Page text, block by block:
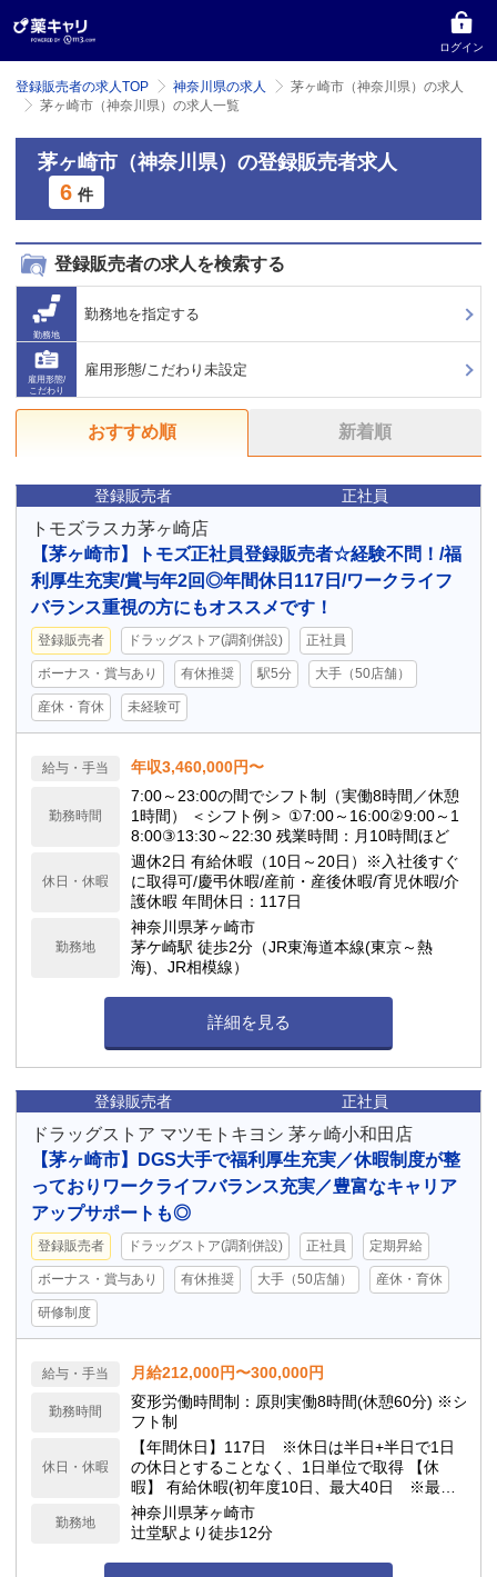
ログイン
登録販売者の求人TOP 神奈川県の求人
茅ヶ崎市（神奈川県）の求人
茅ヶ崎市（神奈川県）の求人一覧
茅ヶ崎市（神奈川県）の登録販売者求人
6 件
登録販売者の求人を検索する
勤務地
勤務地を指定する
雇用形態/
こだわり
雇用形態/こだわり未設定
おすすめ順 新着順
登録販売者 正社員
トモズラスカ茅ヶ崎店
【茅ヶ崎市】トモズ正社員登録販売者☆経験不問！/福
利厚生充実/賞与年2回◎年間休日117日/ワークライフ
バランス重視の方にもオススメです！
登録販売者 ドラッグストア(調剤併設) 正社員
ボーナス・賞与あり 有休推奨 駅5分 大手（50店舗）
産休・育休 未経験可
給与・手当 年収3,460,000円〜
勤務時間
7:00～23:00の間でシフト制（実働8時間／休憩
1時間） ＜シフト例＞ ①7:00～16:00②9:00～1
8:00③13:30～22:30 残業時間：月10時間ほど
休日・休暇
週休2日 有給休暇（10日～20日）※入社後すぐ
に取得可/慶弔休暇/産前・産後休暇/育児休暇/介
護休暇 年間休日：117日
勤務地
神奈川県茅ヶ崎市
茅ケ崎駅 徒歩2分（JR東海道本線(東京～熱
海)、JR相模線）
詳細を見る
登録販売者 正社員
ドラッグストア マツモトキヨシ 茅ヶ崎小和田店
【茅ヶ崎市】DGS大手で福利厚生充実／休暇制度が整
っておりワークライフバランス充実／豊富なキャリア
アップサポートも◎
登録販売者 ドラッグストア(調剤併設) 正社員 定期昇給
ボーナス・賞与あり 有休推奨 大手（50店舗） 産休・育休
研修制度
給与・手当 月給212,000円〜300,000円
勤務時間
変形労働時間制：原則実働8時間(休憩60分) ※シ
フト制
休日・休暇
【年間休日】117日 ※休日は半日+半日で1日
の休日とすることなく、1日単位で取得 【休
暇】 有給休暇(初年度10日、最大40日 ※最低5
日間の有給休暇取得を義務付） 連続休暇(最大7
日）、慶弔休暇、アニバーサリー(1日）、 産
前産後(産前6週産後8週)、育児(最大2年）、介
護休業 他
勤務地
神奈川県茅ヶ崎市
辻堂駅より徒歩12分